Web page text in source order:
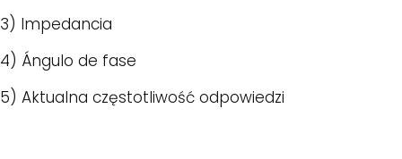
3) Impedancia
4) Ángulo de fase
5) Aktualna częstotliwość odpowiedzi